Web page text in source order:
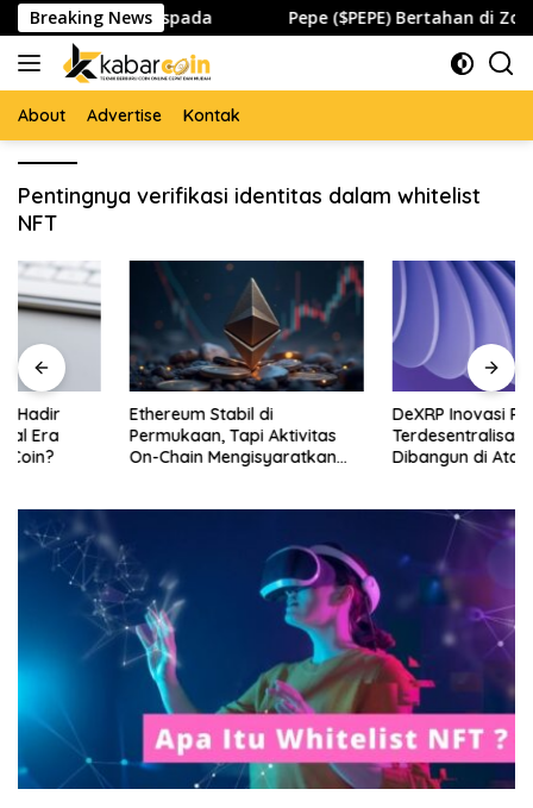
Skip
to
content
Breaking News
dan Global Waspada Pepe ($PEPE) Bertahan di
About Advertise Kontak
Pentingnya verifikasi identitas dalam whitelist
NFT
Ethereum Stabil di
Permukaan, Tapi Aktivitas
On-Chain Mengisyaratkan
DeXRP Inovasi Pertukaran
Terdesentralisasi yang
Dibangun di Atas XRP Ledger